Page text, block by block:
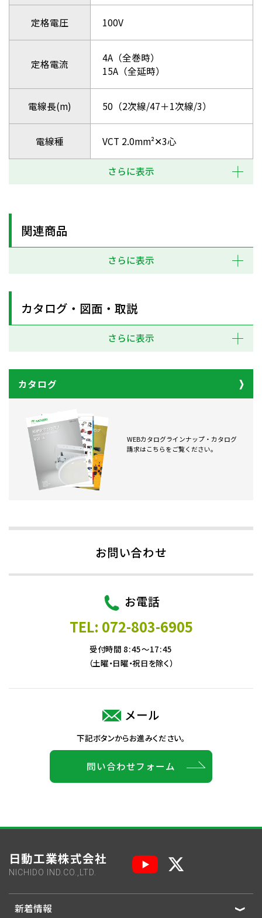
定格電圧 100V
定格電流
4A（全巻時）
15A（全延時）
電線長(m) 50（2次線/47＋1次線/3）
電線種 VCT 2.0mm²✕3心
さらに表示
関連商品
さらに表示
カタログ・図面・取説
さらに表示
カタログ
WEBカタログラインナップ・カタログ
請求はこちらをご覧ください。
お問い合わせ
お電話
TEL: 072-803-6905
受付時間 8:45～17:45
（土曜・日曜・祝日を除く）
メール
下記ボタンからお進みください。
問い合わせフォーム
日動工業株式会社
NICHIDO IND.CO.,LTD.
新着情報